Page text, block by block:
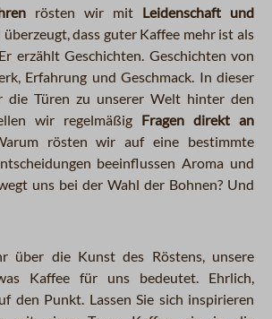
rösten wir mit Leidenschaft und
dass guter Kaffee mehr ist als
erzählt Geschichten. Geschichten von
Erfahrung und Geschmack. In dieser
die Türen zu unserer Welt hinter den
wir regelmäßig Fragen direkt an
rösten wir auf eine bestimmte
beeinflussen Aroma und
uns bei der Wahl der Bohnen? Und
über die Kunst des Röstens, unsere
Kaffee für uns bedeutet. Ehrlich,
den Punkt. Lassen Sie sich inspirieren